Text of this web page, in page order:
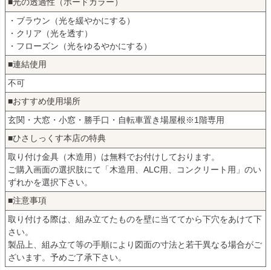
■光の透過性（ボードカラー）
・ブラウン（光を緩やかにする）
・クリア（光を透す）
・フローズン（光をゆるやかにする）
■連結使用
不可
■おすすめ使用場所
玄関・大窓・小窓・勝手口・自転車置き場屋根※1階専用
■ひさしっくす本店の特典
取り付け金具（木造用）は無料でお付けしております。
ご購入画面の選択肢にて「木造用、ALC用、コンクリート用」のい
ずれかを選択下さい。
■注意事項
取り付ける際は、組み立てたものを壁に当ててから下穴をあけて下
さい。
製品上、組み立て等の手順により図面の寸法と若干異なる場合がご
ざいます。予めご了承下さい。